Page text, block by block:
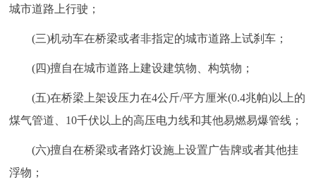
城市道路上行驶；
(三)机动车在桥梁或者非指定的城市道路上试刹车；
(四)擅自在城市道路上建设建筑物、构筑物；
(五)在桥梁上架设压力在4公斤/平方厘米(0.4兆帕)以上的
煤气管道、10千伏以上的高压电力线和其他易燃易爆管线；
(六)擅自在桥梁或者路灯设施上设置广告牌或者其他挂
浮物；